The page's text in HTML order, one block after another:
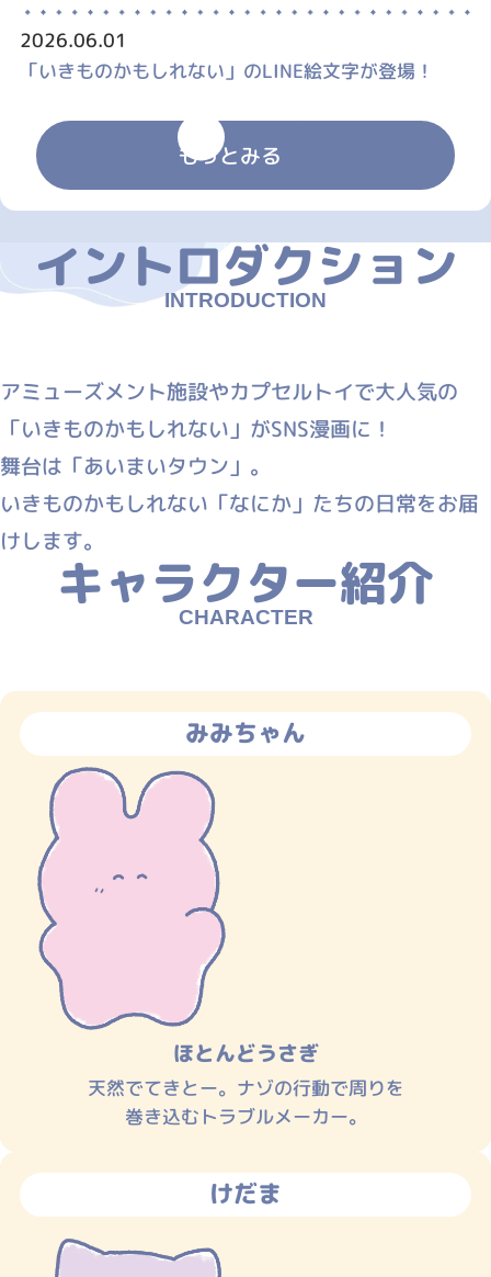
2026.06.01
「いきものかもしれない」のLINE絵文字が登場！
もっとみる
イントロダクション
アミューズメント施設やカプセルトイで大人気の
「いきものかもしれない」がSNS漫画に！
舞台は「あいまいタウン」。
いきものかもしれない「なにか」たちの日常をお届
けします。
キャラクター紹介
みみちゃん
ほとんどうさぎ
天然でてきとー。ナゾの行動で周りを
巻き込むトラブルメーカー。
けだま